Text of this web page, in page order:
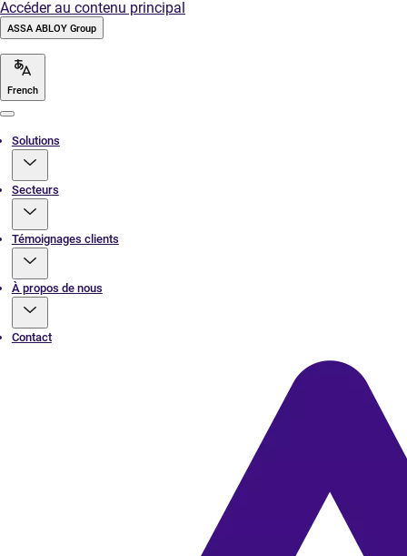
Accéder au contenu principal
ASSA ABLOY Group
French
Solutions
Secteurs
Témoignages clients
À propos de nous
Contact